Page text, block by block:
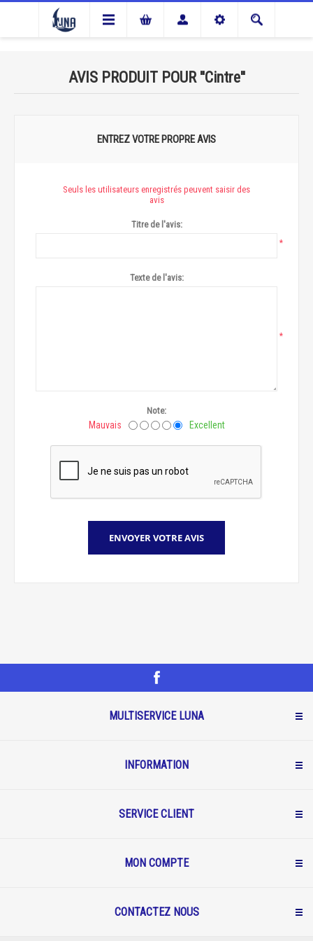
AVIS PRODUIT POUR Cintre
ENTREZ VOTRE PROPRE AVIS
Seuls les utilisateurs enregistrés peuvent saisir des
avis
Titre de l'avis:
*
Texte de l'avis:
*
Note:
Mauvais Excellent
MULTISERVICE LUNA
INFORMATION
SERVICE CLIENT
MON COMPTE
CONTACTEZ NOUS